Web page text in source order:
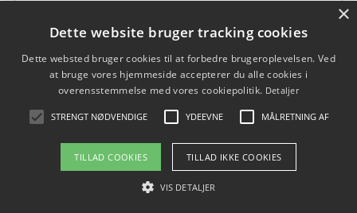
3-2-1 BYG ApS
Tinghaven 15, 4030 Tune
Ansatte:
Startdato: 23. februar 2026,
Virksomhedsform: Anpartsselskab
×
Dette website bruger tracking cookies
Dette websted bruger cookies til at forbedre brugeroplevelsen. Ved
at bruge vores hjemmeside accepterer du alle cookies i
overensstemmelse med vores cookiepolitik. Detaljer
STRENGT NØDVENDIGE YDEEVNE MÅLRETNING AF
TILLAD COOKIES TILLAD IKKE COOKIES
VIS DETALJER